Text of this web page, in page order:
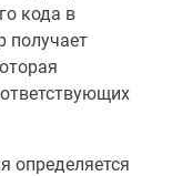
кода в
получает
определяется